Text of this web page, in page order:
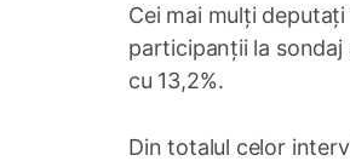
Cei mai mulți
participanții la sondaj
cu 13,2%.
Din totalul celor